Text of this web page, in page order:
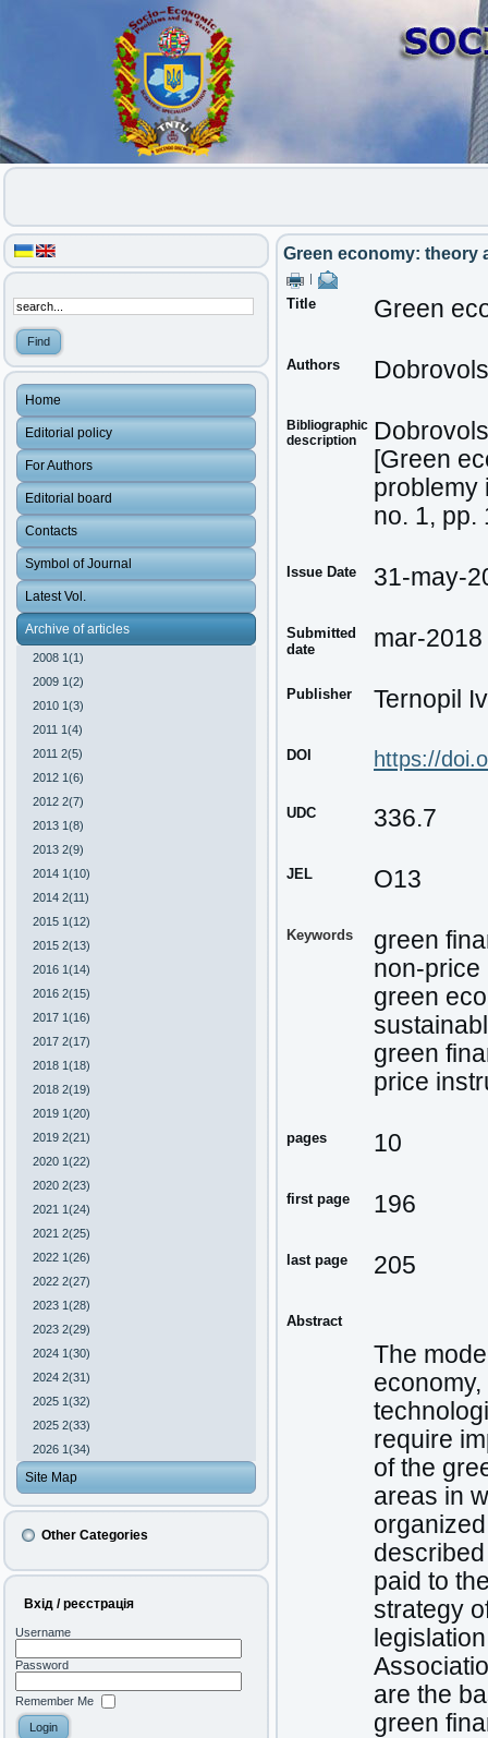
Home
Editorial policy
For Authors
Editorial board
Contacts
Symbol of Journal
Latest Vol.
Archive of articles
2008 1(1)
2009 1(2)
2010 1(3)
2011 1(4)
2011 2(5)
2012 1(6)
2012 2(7)
2013 1(8)
2013 2(9)
2014 1(10)
2014 2(11)
2015 1(12)
2015 2(13)
2016 1(14)
2016 2(15)
2017 1(16)
2017 2(17)
2018 1(18)
2018 2(19)
2019 1(20)
2019 2(21)
2020 1(22)
2020 2(23)
2021 1(24)
2021 2(25)
2022 1(26)
2022 2(27)
2023 1(28)
2023 2(29)
2024 1(30)
2024 2(31)
2025 1(32)
2025 2(33)
2026 1(34)
Site Map
Other Categories
Вхід / реєстрація
Username
Password
Remember Me
Green economy: theory
Title Green
Authors
Bibliographic
description
[Green
problemy
no. 1, pp.
Issue Date 31-may-
Submitted
date
mar-2018
Publisher Ternopil
DOI https://
UDC 336.7
JEL О13
Keywords
green
non-price
green
green
price
pages 10
first page 196
last page 205
Abstract
The
require
of the
areas in
paid to
strategy
are the
green